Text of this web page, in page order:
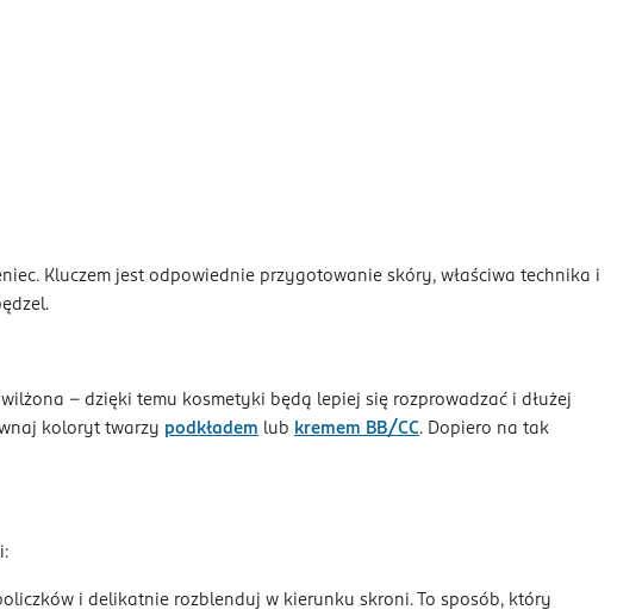
Kluczem jest odpowiednie przygotowanie skóry, właściwa technika i
- dzięki temu kosmetyki będą lepiej się rozprowadzać i dłużej
koloryt twarzy podkładem lub kremem BB/CC. Dopiero na tak
i delikatnie rozblenduj w kierunku skroni. To sposób, który